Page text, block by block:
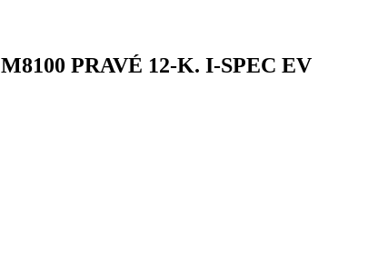
PRAVÉ 12-K. I-SPEC EV